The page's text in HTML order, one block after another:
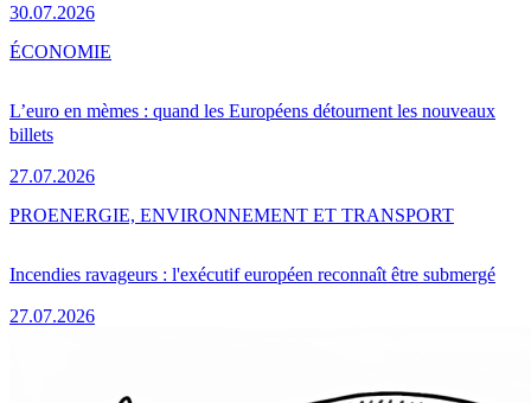
30.07.2026
L’euro en mèmes : quand les Européens détournent les nouveaux
billets
27.07.2026
ÉCONOMIE
Incendies ravageurs : l'exécutif européen reconnaît être submergé
27.07.2026
PROENERGIE, ENVIRONNEMENT ET TRANSPORT